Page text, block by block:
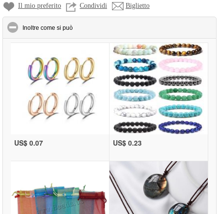
Il mio preferito Condividi Biglietto
Inoltre come si può
US$ 0.07 US$ 0.23